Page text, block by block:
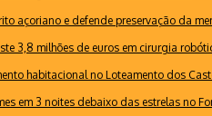
açoriano e defende preservação da
3,8 milhões de euros em cirurgia
habitacional no Loteamento dos
em 3 noites debaixo das estrelas no